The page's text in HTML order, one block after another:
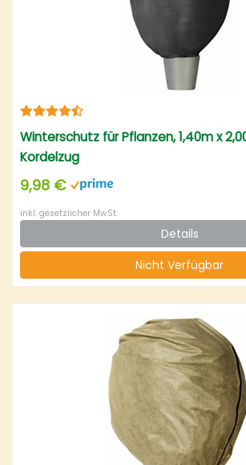
Winterschutz für Pflanzen, 1,40m x
Kordelzug
9,98 €
inkl. gesetzlicher MwSt.
Details
Nicht Verfügbar